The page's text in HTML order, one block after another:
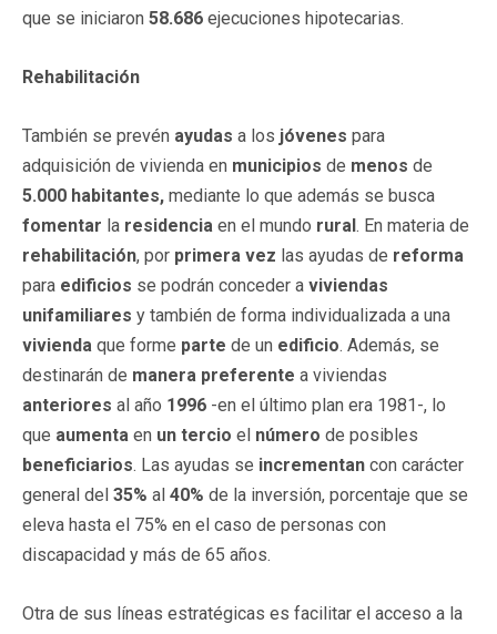
que se iniciaron 58.686 ejecuciones hipotecarias.
Rehabilitación
También se prevén ayudas a los jóvenes para
adquisición de vivienda en municipios de menos de
5.000 habitantes, mediante lo que además se busca
fomentar la residencia en el mundo rural. En materia de
rehabilitación, por primera vez las ayudas de reforma
para edificios se podrán conceder a viviendas
unifamiliares y también de forma individualizada a una
vivienda que forme parte de un edificio. Además, se
destinarán de manera preferente a viviendas
anteriores al año 1996 -en el último plan era 1981-, lo
que aumenta en un tercio el número de posibles
beneficiarios. Las ayudas se incrementan con carácter
general del 35% al 40% de la inversión, porcentaje que se
eleva hasta el 75% en el caso de personas con
discapacidad y más de 65 años.
Otra de sus líneas estratégicas es facilitar el acceso a la